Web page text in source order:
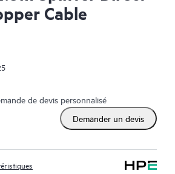
Cable
de devis personnalisé
Demander un devis